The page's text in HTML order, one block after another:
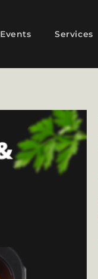
Events Services